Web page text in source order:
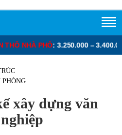
M2.ĐƠN GIÁ XÂY DỰNG PHẦN
xây dựng văn